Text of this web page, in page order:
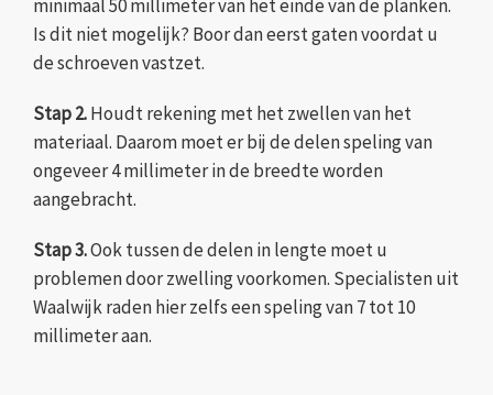
minimaal 50 millimeter van het einde van de planken.
Is dit niet mogelijk? Boor dan eerst gaten voordat u
de schroeven vastzet.
Stap 2.Houdt rekening met het zwellen van het
materiaal. Daarom moet er bij de delen speling van
ongeveer 4 millimeter in de breedte worden
aangebracht.
Stap 3.Ook tussen de delen in lengte moet u
problemen door zwelling voorkomen. Specialisten uit
Waalwijk raden hier zelfs een speling van 7 tot 10
millimeter aan.